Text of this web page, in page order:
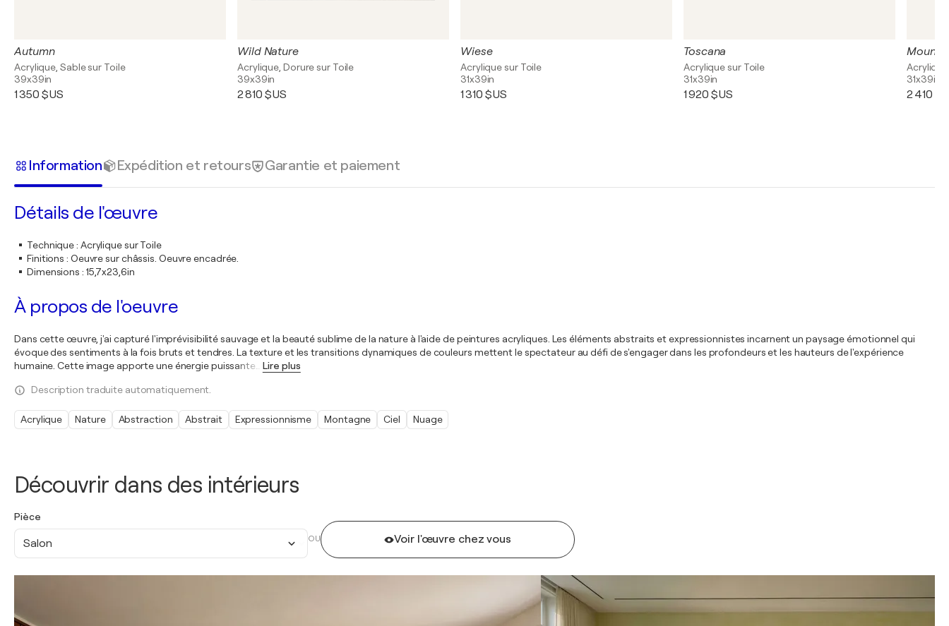
Découvrir dans des intérieurs
Pièce
Salon OU Voir l'œuvre chez vous
Autumn
Acrylique, Sable sur Toile
39x39in
1 350 $US
Wild Nature
Acrylique, Dorure sur Toile
39x39in
2 810 $US
Wiese
Acrylique sur Toile
31x39in
1 310 $US
Toscana
Acrylique sur Toile
31x39in
1 920 $US
31x39in
2 410
Information Expédition et retours Garantie et paiement
Détails de l'œuvre
Technique: Acrylique sur Toile
Finitions : Oeuvre sur châssis. Oeuvre encadrée.
Dimensions : 15,7x23,6in
À propos de l'oeuvre
Dans cette œuvre, j'ai capturé l'imprévisibilité sauvage et la beauté sublime de la nature à l'aide de peintures acryliques. Les éléments abstraits et expressionnistes incarnent un paysage émotionnel qui
évoque des sentiments à la fois bruts et tendres. La texture et les transitions dynamiques de couleurs mettent le spectateur au défi de s'engager dans les profondeurs et les hauteurs de l'expérience
humaine. Cette image apporte une énergie puissante
Lire plus
Description traduite automatiquement.
Acrylique Nature Abstraction Abstrait Expressionnisme Montagne Ciel Nuage